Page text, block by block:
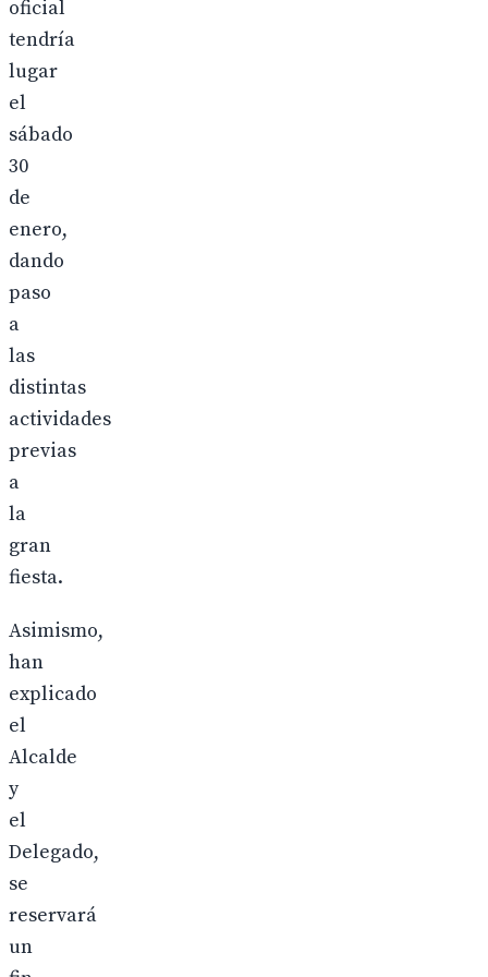
oficial
tendría
lugar
el
sábado
30
de
enero,
dando
paso
a
las
distintas
actividades
previas
a
la
gran
fiesta.
Asimismo,
han
explicado
el
Alcalde
y
el
Delegado,
se
reservará
un